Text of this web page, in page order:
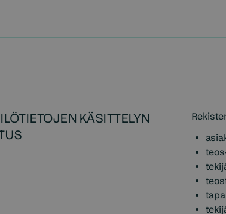
KÄSITTELYN